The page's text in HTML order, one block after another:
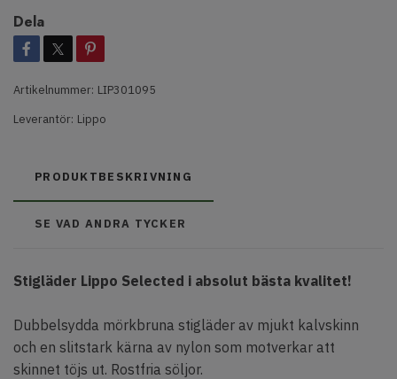
Dela
Artikelnummer: LIP301095
Leverantör: Lippo
PRODUKTBESKRIVNING
SE VAD ANDRA TYCKER
Stigläder Lippo Selected i absolut bästa kvalitet!
Dubbelsydda mörkbruna stigläder av mjukt kalvskinn
och en slitstark kärna av nylon som motverkar att
skinnet töjs ut. Rostfria söljor.